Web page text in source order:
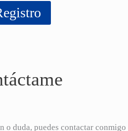
o duda, puedes contactar conmigo